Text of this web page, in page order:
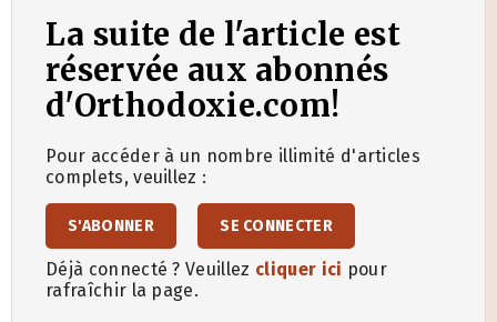
La suite de l'article est
réservée aux abonnés
d'Orthodoxie.com!
Pour accéder à un nombre illimité d'articles
complets, veuillez :
S'ABONNER SE CONNECTER
Déjà connecté ? Veuillez cliquer ici pour
rafraîchir la page.